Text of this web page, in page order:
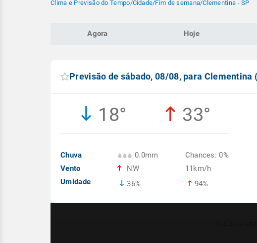
Clima e Previsão do Tempo/Cidade/Fim de semana/Clementina - SP
Agora Hoje
Previsão de sábado, 08/08, para Clementina
18° 33°
Chuva
Vento
Umidade
0.0mm
NW
36%
Chances: 0%
11km/h
94%